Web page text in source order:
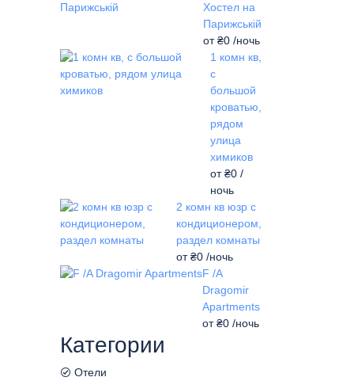
Хостел на
Парижській
от₴0 /ночь
1 комн кв,
с
большой
кроватью,
рядом
улица
химиков
от₴0 /
ночь
2 комн кв юзр с
кондиционером,
раздел комнаты
от₴0 /ночь
F /A
Dragomir
Apartments
от₴0 /ночь
Категории
Отели